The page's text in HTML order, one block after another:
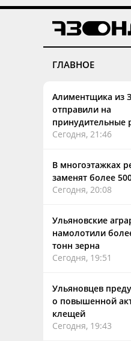
ГЛАВНОЕ
Алиментщика из
отправили на
принудительные
Сегодня, 21:46
В многоэтажках
заменят более
Сегодня, 20:08
Ульяновские
намолотили
тонн зерна
Сегодня, 19:51
Ульяновцев
о повышенной
клещей
Сегодня, 19:43